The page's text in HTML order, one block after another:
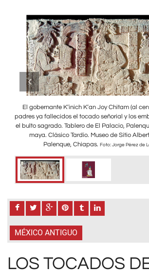
El gobernante K’inich K’an Joy Chitam (al
padres ya fallecidos el tocado señorial y los
el bulto sagrado. Tablero de El Palacio,
maya. Clásico Tardío. Museo de Sitio
Palenque, Chiapas. Foto: Jorge Pérez de
MÉXICO ANTIGUO
LOS TOCADOS